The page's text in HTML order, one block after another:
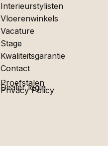
Interieurstylisten
Vloerenwinkels
Vacature
Stage
Kwaliteitsgarantie
Contact
Proefstalen
Dealer login
Privacy Policy